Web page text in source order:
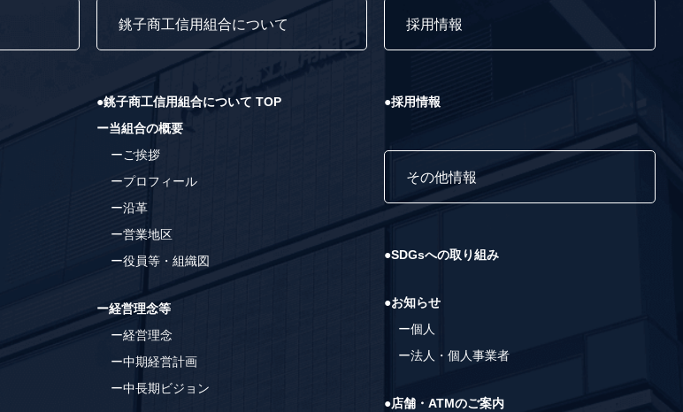
銚子商工信用組合について
●銚子商工信用組合について TOP
ー当組合の概要
ーご挨拶
ープロフィール
ー沿革
ー営業地区
ー役員等・組織図
ー経営理念等
ー経営理念
ー中期経営計画
ー中長期ビジョン
採用情報
●採用情報
その他情報
●SDGsへの取り組み
●お知らせ
ー個人
ー法人・個人事業者
●店舗・ATMのご案内